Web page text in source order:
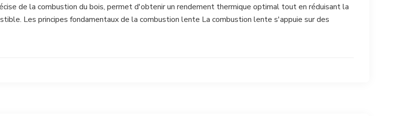
de la combustion du bois, permet d'obtenir un rendement thermique optimal tout en réduisant la
Les principes fondamentaux de la combustion lente La combustion lente s'appuie sur des